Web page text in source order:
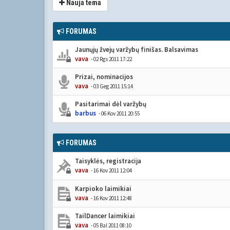
Nauja tema
FORUMAS
Jaunųjų žvejų varžybų finišas. Balsavimas
vava - 02 Rgs 2011 17:22
Prizai, nominacijos
vava - 03 Geg 2011 15:14
Pasitarimai dėl varžybų
barbus - 06 Kov 2011 20:55
FORUMAS
Taisyklės, registracija
vava - 16 Kov 2011 12:04
Karpioko laimikiai
vava - 16 Kov 2011 12:48
TailDancer laimikiai
vava - 05 Bal 2011 08:10